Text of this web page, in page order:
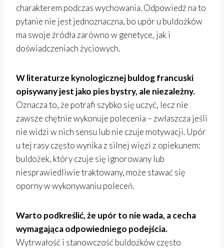
charakterem podczas wychowania. Odpowiedź na to
pytanie nie jest jednoznaczna, bo upór u buldożków
ma swoje źródła zarówno w genetyce, jak i
doświadczeniach życiowych.
W literaturze kynologicznej buldog francuski
opisywany jest jako pies bystry, ale niezależny.
Oznacza to, że potrafi szybko się uczyć, lecz nie
zawsze chętnie wykonuje polecenia – zwłaszcza jeśli
nie widzi w nich sensu lub nie czuje motywacji. Upór
u tej rasy często wynika z silnej więzi z opiekunem:
buldożek, który czuje się ignorowany lub
niesprawiedliwie traktowany, może stawać się
oporny w wykonywaniu poleceń.
Warto podkreślić, że upór to nie wada, a cecha
wymagająca odpowiedniego podejścia.
Wytrwałość i stanowczość buldożków często